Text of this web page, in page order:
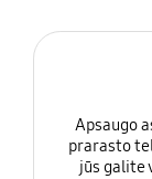
Apsaugo
prarasto
jūs galite